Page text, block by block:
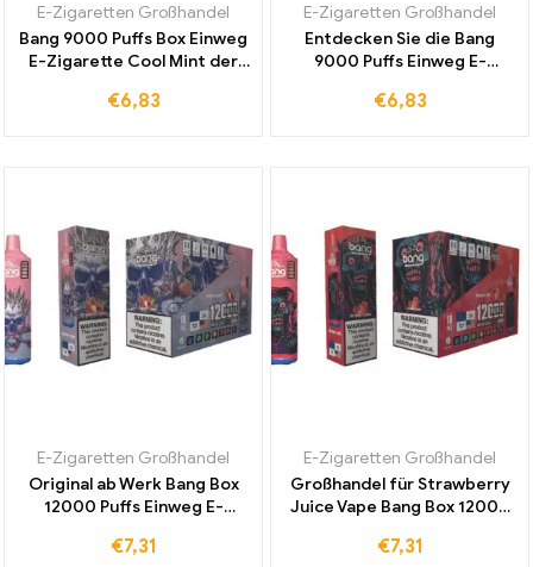
E-Zigaretten Großhandel
Bang 9000 Puffs Box Einweg
E-Zigarette Cool Mint der
Klassiker für intensives und
€6,83
E-Zigaretten Großhandel
Entdecken Sie die Bang
9000 Puffs Einweg E-
für ein einzigartiges
€6,83
E-Zigaretten Großhandel
Original ab Werk Bang Box
12000 Puffs Einweg E-
Lychee für Duty-Free
€7,31
E-Zigaretten Großhandel
Großhandel für Strawberry
Juice Vape Bang Box 12000
für internationalen
€7,31